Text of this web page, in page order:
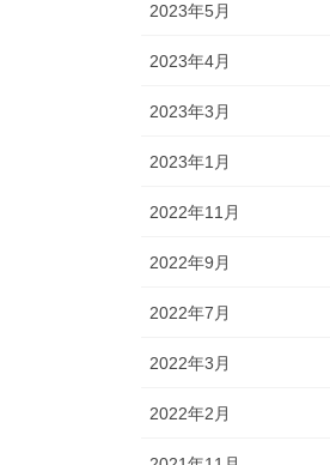
2023年5月
2023年4月
2023年3月
2023年1月
2022年11月
2022年9月
2022年7月
2022年3月
2022年2月